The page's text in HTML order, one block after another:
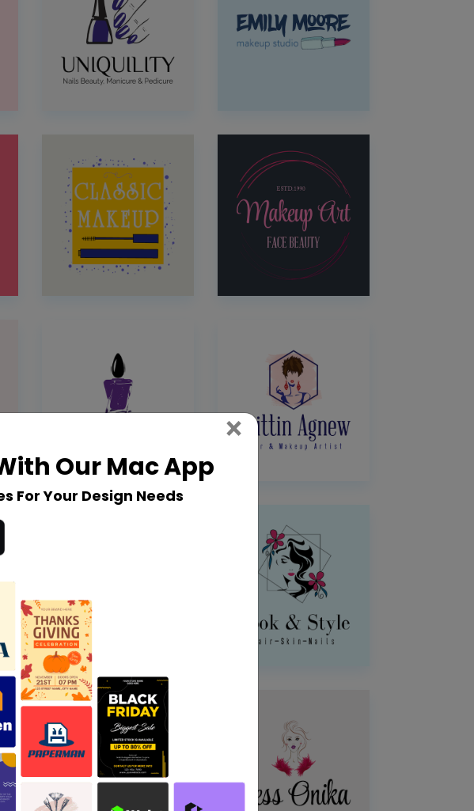
Our Mac App
For Your Design Needs
× Close